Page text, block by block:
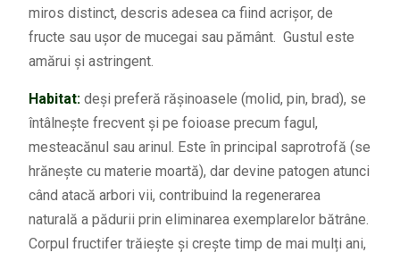
miros distinct, descris adesea ca fiind acrișor, de
fructe sau ușor de mucegai sau pământ. Gustul este
amărui și astringent.
Habitat:deși preferă rășinoasele (molid, pin, brad), se
întâlnește frecvent și pe foioase precum fagul,
mesteacănul sau arinul. Este în principal saprotrofă (se
hrănește cu materie moartă), dar devine patogen atunci
când atacă arbori vii, contribuind la regenerarea
naturală a pădurii prin eliminarea exemplarelor bătrâne.
Corpul fructifer trăiește și crește timp de mai mulți ani,